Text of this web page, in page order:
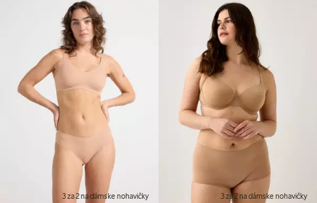
3 za 2 na dámske nohavičky 3 za 2 na dámske nohavičky